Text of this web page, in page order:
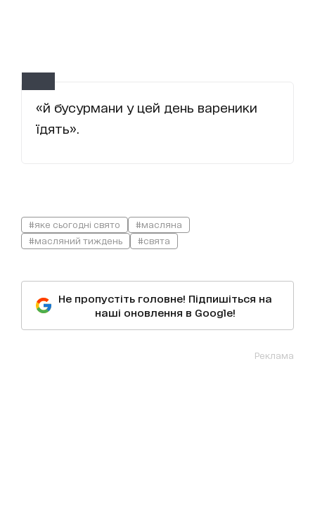
«й бусурмани у цей день вареники
їдять».
#яке сьогодні свято
#масляна
#масляний тиждень
#свята
Не пропустіть головне! Підпишіться на
наші оновлення в Google!
Реклама